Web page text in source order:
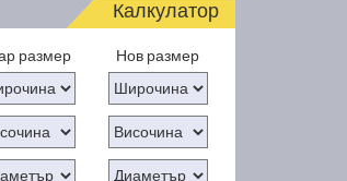
Калкулатор
размер Нов размер